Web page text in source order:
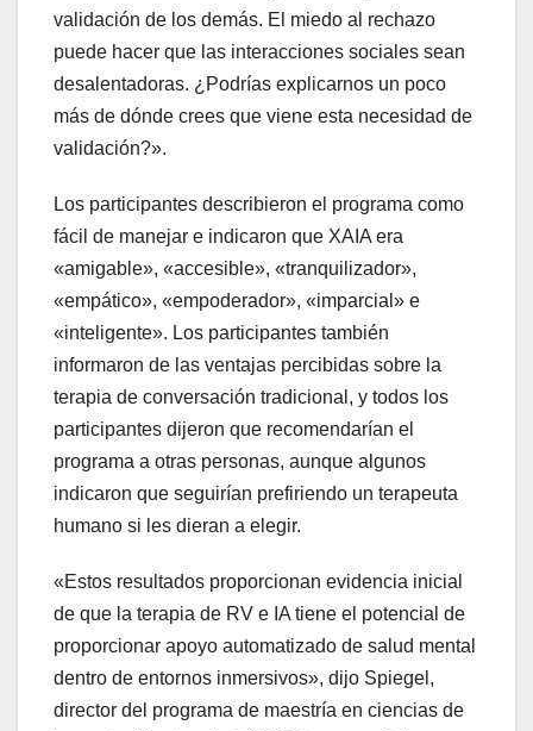
validación de los demás. El miedo al rechazo
puede hacer que las interacciones sociales sean
desalentadoras. ¿Podrías explicarnos un poco
más de dónde crees que viene esta necesidad de
validación?».
Los participantes describieron el programa como
fácil de manejar e indicaron que XAIA era
«amigable», «accesible», «tranquilizador»,
«empático», «empoderador», «imparcial» e
«inteligente». Los participantes también
informaron de las ventajas percibidas sobre la
terapia de conversación tradicional, y todos los
participantes dijeron que recomendarían el
programa a otras personas, aunque algunos
indicaron que seguirían prefiriendo un terapeuta
humano si les dieran a elegir.
«Estos resultados proporcionan evidencia inicial
de que la terapia de RV e IA tiene el potencial de
proporcionar apoyo automatizado de salud mental
dentro de entornos inmersivos», dijo Spiegel,
director del programa de maestría en ciencias de